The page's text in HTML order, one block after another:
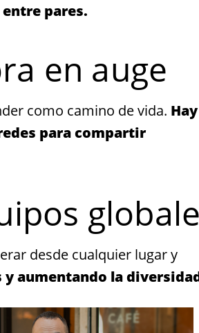
pares.
en auge
como camino de vida. Hay
para compartir
desde cualquier lugar y
aumentando la